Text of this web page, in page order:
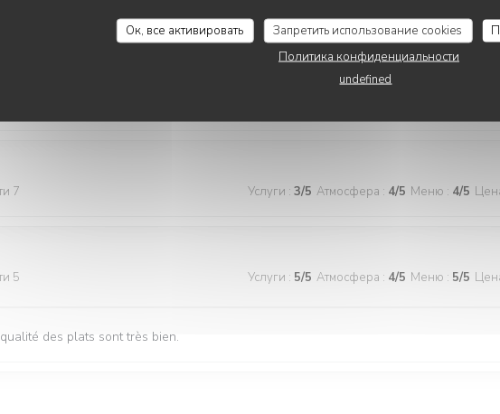
Ок, все активировать Запретить использование cookies
Политика конфиденциальности
undefined
8 Услуги:5/5 Атмосфера:5/5 Меню:5/5
dans un chouette cadre. Toujours du bonheur de venir chez Ammazza
7 Услуги : 3/5 Атмосфера : 4/5 Меню : 4/5
5 Услуги : 5/5 Атмосфера : 4/5 Меню : 5/5
des plats sont très bien.